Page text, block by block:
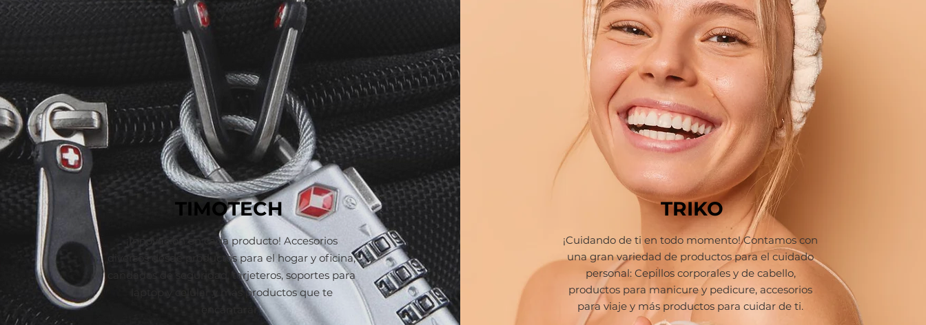
TIMOTECH
¡Innovación en cada producto! Accesorios
diversos desde productos para el hogar y oficina,
candados de seguridad, tarjeteros, soportes para
laptop y celular y más productos que te
encantarán.
TRIKO
¡Cuidando de ti en todo momento! Contamos con
una gran variedad de productos para el cuidado
personal: Cepillos corporales y de cabello,
productos para manicure y pedicure, accesorios
para viaje y más productos para cuidar de ti.